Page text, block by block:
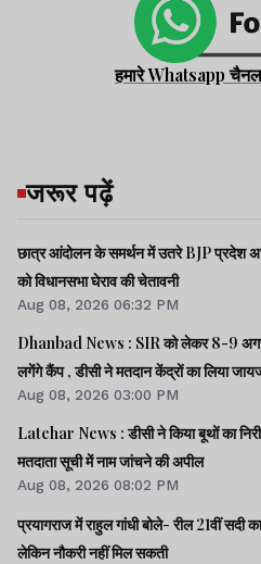
हमारे Whatsapp
जरूर पढ़ें
छात्र आंदोलन के समर्थन में उतरे BJP प्रदेश
को विधानसभा घेराव की चेतावनी
Aug 08, 2026 06:32 PM
Dhanbad News : SIR को लेकर 8-9
लगेंगे कैंप , डीसी ने मतदान केंद्रों का लिया
Aug 08, 2026 03:00 PM
Latehar News : डीसी ने किया बूथों का
मतदाता सूची में नाम जांचने की अपील
Aug 08, 2026 08:02 PM
प्रयागराज में राहुल गांधी बोले- रील 21वीं सदी
लेकिन नौकरी नहीं मिल सकती